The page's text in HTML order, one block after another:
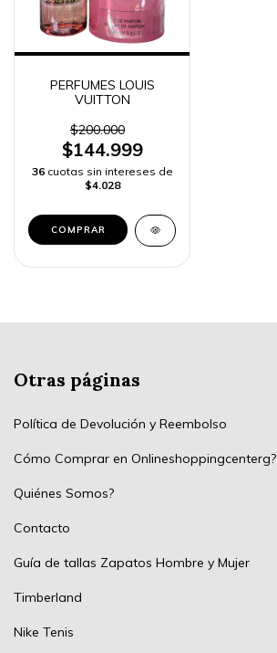
PERFUMES LOUIS
VUITTON
$200.000
$144.999
36 cuotas sin intereses de
$4.028
COMPRAR
Otras páginas
Política de Devolución y Reembolso
Cómo Comprar en Onlineshoppingcenterg?
Quiénes Somos?
Contacto
Guía de tallas Zapatos Hombre y Mujer
Timberland
Nike Tenis